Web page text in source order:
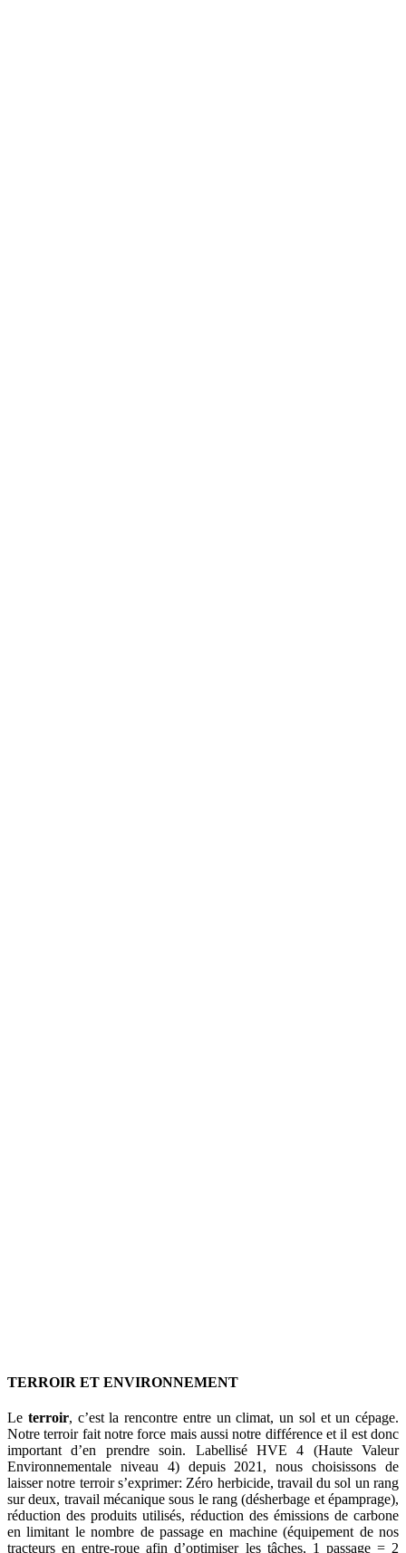
TERROIR ET ENVIRONNEMENT
Le terroir, c’est la rencontre entre un climat, un sol et un cépage.
Notre terroir fait notre force mais aussi notre différence et il est donc
important d’en prendre soin. Labellisé HVE 4 (Haute Valeur
Environnementale niveau 4) depuis 2021, nous choisissons de
laisser notre terroir s’exprimer: Zéro herbicide, travail du sol un rang
sur deux, travail mécanique sous le rang (désherbage et épamprage),
réduction des produits utilisés, réduction des émissions de carbone
en limitant le nombre de passage en machine (équipement de nos
tracteurs en entre-roue afin d’optimiser les tâches, 1 passage = 2